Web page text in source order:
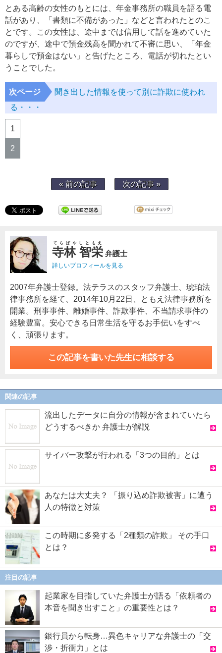
とある高齢の女性のもとには、年金事務所の職員を語る電
話があり、「書類に不備があった」などと言われたとのこ
とです。この女性は、途中までは信用して話を進めていた
のですが、途中で預金残高を聞かれて不審に思い、「年金
暮らしで預金はない」と告げたところ、電話が切れたとい
うことでした。
次ページ
聞き出した情報を使って別に詐欺に使われ
る・・・
1
2
« 前の記事 次の記事 »
寺林 智栄
てらばやしともえ
弁護士
詳しいプロフィールを見る
2007年弁護士登録。法テラスのスタッフ弁護士、琥珀法
律事務所を経て、2014年10月22日、ともえ法律事務所を
開業。刑事事件、離婚事件、詐欺事件、不当請求事件の
経験豊富。安心できる日常生活を守るお手伝いをすべ
く、頑張ります。
この記事を書いた先生に相談する
関連の記事
流出したデータに自分の情報が含まれていたら
どうするべきか 弁護士が解説
サイバー攻撃が行われる「3つの目的」とは
あなたは大丈夫？ 「振り込め詐欺被害」に遭う
人の特徴と対策
この時期に多発する「2種類の詐欺」 その手口
とは？
注目の記事
起業家を目指していた弁護士が語る「依頼者の
本音を聞き出すこと」の重要性とは？
銀行員から転身…異色キャリアな弁護士の「交
渉・折衝力」とは